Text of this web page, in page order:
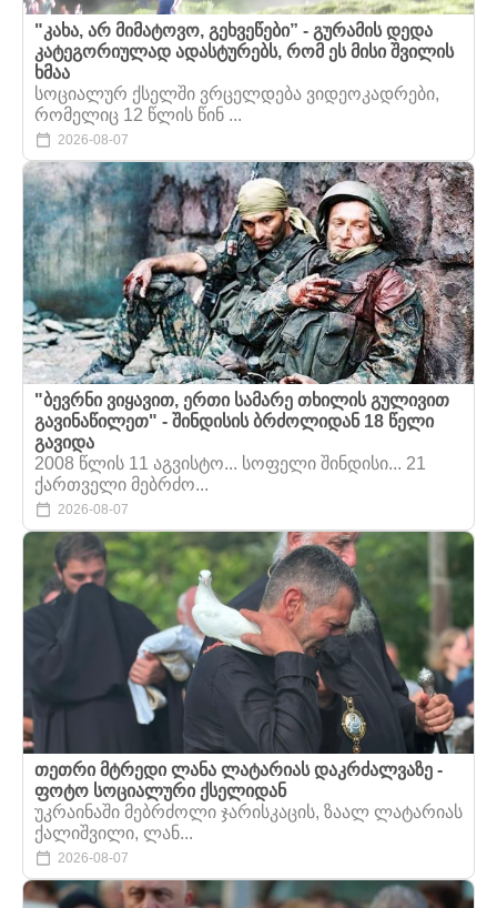
"კახა, არ მიმატოვო, გეხვეწები” - გურამის დედა
კატეგორიულად ადასტურებს, რომ ეს მისი შვილის
ხმაა
სოციალურ ქსელში ვრცელდება ვიდეოკადრები,
რომელიც 12 წლის წინ ...
2026-08-07
"ბევრნი ვიყავით, ერთი სამარე თხილის გულივით
გავინაწილეთ" - შინდისის ბრძოლიდან 18 წელი
გავიდა
2008 წლის 11 აგვისტო... სოფელი შინდისი... 21
ქართველი მებრძო...
2026-08-07
თეთრი მტრედი ლანა ლატარიას დაკრძალვაზე -
ფოტო სოციალური ქსელიდან
უკრაინაში მებრძოლი ჯარისკაცის, ზაალ ლატარიას
ქალიშვილი, ლან...
2026-08-07